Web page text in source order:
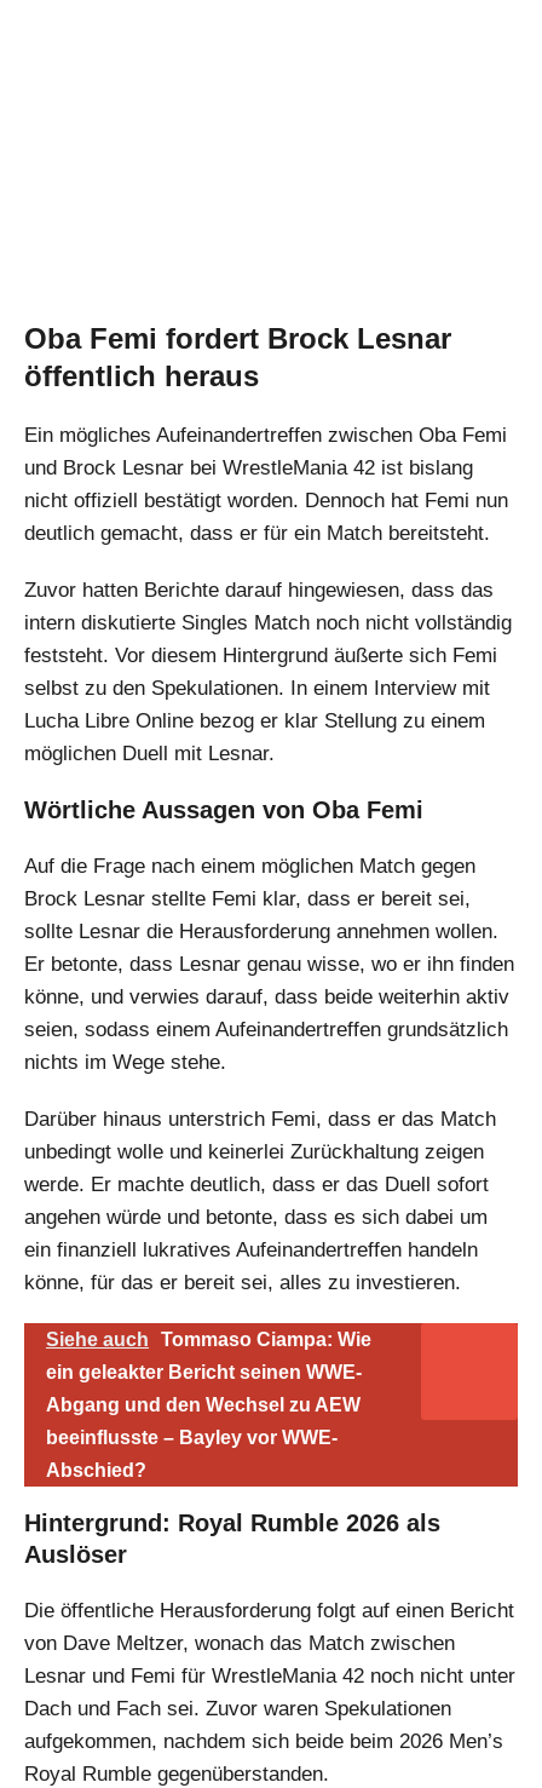
Oba Femi fordert Brock Lesnar
öffentlich heraus
Ein mögliches Aufeinandertreffen zwischen Oba Femi
und Brock Lesnar bei WrestleMania 42 ist bislang
nicht offiziell bestätigt worden. Dennoch hat Femi nun
deutlich gemacht, dass er für ein Match bereitsteht.
Zuvor hatten Berichte darauf hingewiesen, dass das
intern diskutierte Singles Match noch nicht vollständig
feststeht. Vor diesem Hintergrund äußerte sich Femi
selbst zu den Spekulationen. In einem Interview mit
Lucha Libre Online bezog er klar Stellung zu einem
möglichen Duell mit Lesnar.
Wörtliche Aussagen von Oba Femi
Auf die Frage nach einem möglichen Match gegen
Brock Lesnar stellte Femi klar, dass er bereit sei,
sollte Lesnar die Herausforderung annehmen wollen.
Er betonte, dass Lesnar genau wisse, wo er ihn finden
könne, und verwies darauf, dass beide weiterhin aktiv
seien, sodass einem Aufeinandertreffen grundsätzlich
nichts im Wege stehe.
Darüber hinaus unterstrich Femi, dass er das Match
unbedingt wolle und keinerlei Zurückhaltung zeigen
werde. Er machte deutlich, dass er das Duell sofort
angehen würde und betonte, dass es sich dabei um
ein finanziell lukratives Aufeinandertreffen handeln
könne, für das er bereit sei, alles zu investieren.
Siehe auch
Tommaso Ciampa: Wie
ein geleakter Bericht seinen WWE-
Abgang und den Wechsel zu AEW
beeinflusste – Bayley vor WWE-
Abschied?
Hintergrund: Royal Rumble 2026 als
Auslöser
Die öffentliche Herausforderung folgt auf einen Bericht
von Dave Meltzer, wonach das Match zwischen
Lesnar und Femi für WrestleMania 42 noch nicht unter
Dach und Fach sei. Zuvor waren Spekulationen
aufgekommen, nachdem sich beide beim 2026 Men’s
Royal Rumble gegenüberstanden.